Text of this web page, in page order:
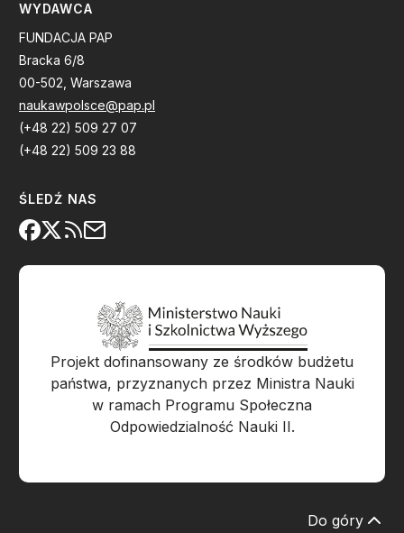
WYDAWCA
FUNDACJA PAP
Bracka 6/8
00-502, Warszawa
naukawpolsce@pap.pl
(+48 22) 509 27 07
(+48 22) 509 23 88
ŚLEDŹ NAS
Projekt dofinansowany ze środków budżetu
państwa, przyznanych przez Ministra Nauki
w ramach Programu Społeczna
Odpowiedzialność Nauki II.
Do góry